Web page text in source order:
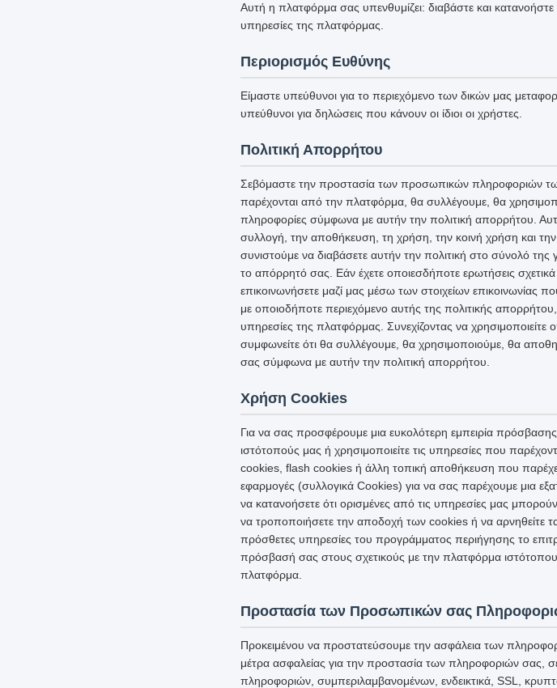
Αυτή η πλατφόρμα σας υπενθυμίζει: διαβάστε και
υπηρεσίες της πλατφόρμας.
Περιορισμός Ευθύνης
Είμαστε υπεύθυνοι για το περιεχόμενο των δικών μας
υπεύθυνοι για δηλώσεις που κάνουν οι ίδιοι οι χρήστες.
Πολιτική Απορρήτου
Σεβόμαστε την προστασία των προσωπικών πληροφοριών
παρέχονται από την πλατφόρμα, θα συλλέγουμε, θα
πληροφορίες σύμφωνα με αυτήν την πολιτική απορρήτου.
συλλογή, την αποθήκευση, τη χρήση, την κοινή χρήση και
συνιστούμε να διαβάσετε αυτήν την πολιτική στο σύνολό
το απόρρητό σας. Εάν έχετε οποιεσδήποτε ερωτήσεις
επικοινωνήσετε μαζί μας μέσω των στοιχείων επικοινωνίας
με οποιοδήποτε περιεχόμενο αυτής της πολιτικής
υπηρεσίες της πλατφόρμας. Συνεχίζοντας να
συμφωνείτε ότι θα συλλέγουμε, θα χρησιμοποιούμε, θα
σας σύμφωνα με αυτήν την πολιτική απορρήτου.
Χρήση Cookies
Για να σας προσφέρουμε μια ευκολότερη εμπειρία
ιστότοπούς μας ή χρησιμοποιείτε τις υπηρεσίες που
cookies, flash cookies ή άλλη τοπική αποθήκευση που
εφαρμογές (συλλογικά Cookies) για να σας παρέχουμε μια
να κατανοήσετε ότι ορισμένες από τις υπηρεσίες μας
να τροποποιήσετε την αποδοχή των cookies ή να αρνηθείτε
πρόσθετες υπηρεσίες του προγράμματος περιήγησης το
πρόσβασή σας στους σχετικούς με την πλατφόρμα
πλατφόρμα.
Προστασία των Προσωπικών σας
Προκειμένου να προστατεύσουμε την ασφάλεια των
μέτρα ασφαλείας για την προστασία των πληροφοριών σας,
πληροφοριών, συμπεριλαμβανομένων, ενδεικτικά, SSL,